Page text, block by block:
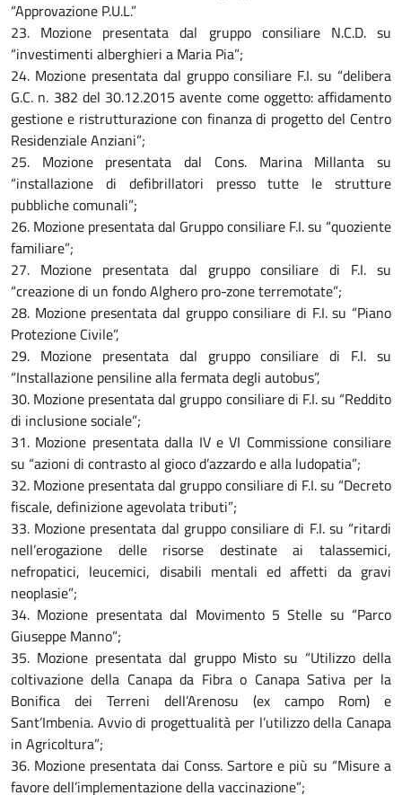
“Approvazione P.U.L.”
23. Mozione presentata dal gruppo consiliare N.C.D. su
“investimenti alberghieri a Maria Pia”;
24. Mozione presentata dal gruppo consiliare F.I. su “delibera
G.C. n. 382 del 30.12.2015 avente come oggetto: affidamento
gestione e ristrutturazione con finanza di progetto del Centro
Residenziale Anziani”;
25. Mozione presentata dal Cons. Marina Millanta su
“installazione di defibrillatori presso tutte le strutture
pubbliche comunali”;
26. Mozione presentata dal Gruppo consiliare F.I. su “quoziente
familiare”;
27. Mozione presentata dal gruppo consiliare di F.I. su
“creazione di un fondo Alghero pro-zone terremotate”;
28. Mozione presentata dal gruppo consiliare di F.I. su “Piano
Protezione Civile”,
29. Mozione presentata dal gruppo consiliare di F.I. su
“Installazione pensiline alla fermata degli autobus”,
30. Mozione presentata dal gruppo consiliare di F.I. su “Reddito
di inclusione sociale”;
31. Mozione presentata dalla IV e VI Commissione consiliare
su “azioni di contrasto al gioco d’azzardo e alla ludopatia”;
32. Mozione presentata dal gruppo consiliare di F.I. su “Decreto
fiscale, definizione agevolata tributi”;
33. Mozione presentata dal gruppo consiliare di F.I. su “ritardi
nell’erogazione delle risorse destinate ai talassemici,
nefropatici, leucemici, disabili mentali ed affetti da gravi
neoplasie”;
34. Mozione presentata dal Movimento 5 Stelle su “Parco
Giuseppe Manno”;
35. Mozione presentata dal gruppo Misto su “Utilizzo della
coltivazione della Canapa da Fibra o Canapa Sativa per la
Bonifica dei Terreni dell’Arenosu (ex campo Rom) e
Sant’Imbenia. Avvio di progettualità per l’utilizzo della Canapa
in Agricoltura”;
36. Mozione presentata dai Conss. Sartore e più su “Misure a
favore dell’implementazione della vaccinazione”;